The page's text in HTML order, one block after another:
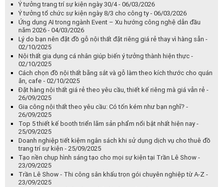
Ý tưởng trang trí sự kiện ngày 30/4 - 06/03/2026
Ý tưởng tổ chức sự kiện ngày 8/3 cho công ty - 06/03/2026
Ứng dụng AI trong ngành Event – Xu hướng công nghệ dẫn đầu
năm 2026 - 04/03/2026
Lý do bạn nên đặt đồ gỗ nội thất đặt riêng giá rẻ thay vì hàng sẵn -
02/10/2025
Nội thất gia dụng cá nhân giúp biến ý tưởng thành hiện thực -
02/10/2025
Cách chọn đồ nội thất bằng sắt và gỗ làm theo kích thước cho quán
ăn, cafe - 02/10/2025
Đặt hàng nội thất giá rẻ theo yêu cầu, thiết kế riêng mà giá vẫn rẻ -
26/09/2025
Gia công nội thất theo yêu cầu: Có tốn kém như bạn nghĩ? -
26/09/2025
Top 5 thiết kế booth triển lãm sản phẩm nổi bật nhất hiện nay -
25/09/2025
Doanh nghiệp tiết kiệm ngân sách khi sử dụng dịch vụ cho thuê đồ
trang trí sự kiện - 25/09/2025
Tạo nền chụp hình sáng tạo cho mọi sự kiện tại Trần Lê Show -
23/09/2025
Trần Lê Show - Thi công sân khấu trọn gói chuyên nghiệp từ A-Z -
23/09/2025